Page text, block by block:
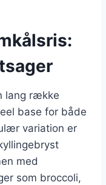
lang række
base for både
variation er
med
som broccoli,